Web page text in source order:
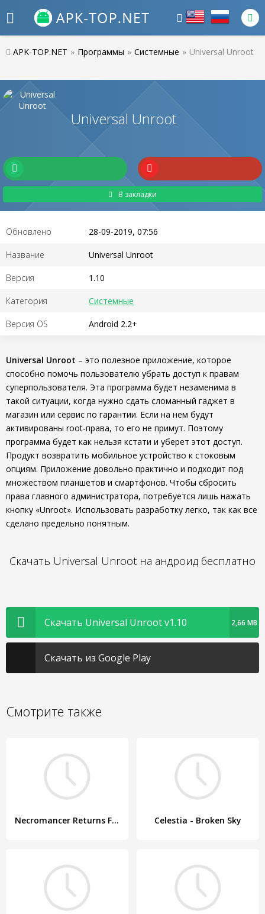
APK-TOP.NET » Программы » Системные » Universal Unroot
Universal Unroot
В закладки
Обновлено 28-09-2019, 07:56
Название Universal Unroot
Версия 1.10
Категория Системные
Версия OS Android 2.2+
Universal Unroot – это полезное приложение, которое
способно помочь пользователю убрать доступ к правам
суперпользователя. Эта программа будет незаменима в
такой ситуации, когда нужно сдать сломанный гаджет в
магазин или сервис по гарантии. Если на нем будут
активированы root-права, то его не примут. Поэтому
программа будет как нельзя кстати и уберет этот доступ.
Продукт возвратить мобильное устройство к стоковым
опциям. Приложение довольно практично и подходит под
множеством планшетов и смартфонов. Чтобы сбросить
права главного администратора, потребуется лишь нажать
кнопку «Unroot». Использовать разработку легко, так как все
сделано предельно понятным.
Скачать Universal Unroot на андроид бесплатно
Скачать Universal Unroot v1.10 2,66 MB
Скачать из Google Play
Смотрите также
Necromancer Returns Full Celestia - Broken Sky